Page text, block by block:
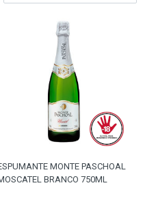
MONTE PASCHOAL
BRANCO 750ML